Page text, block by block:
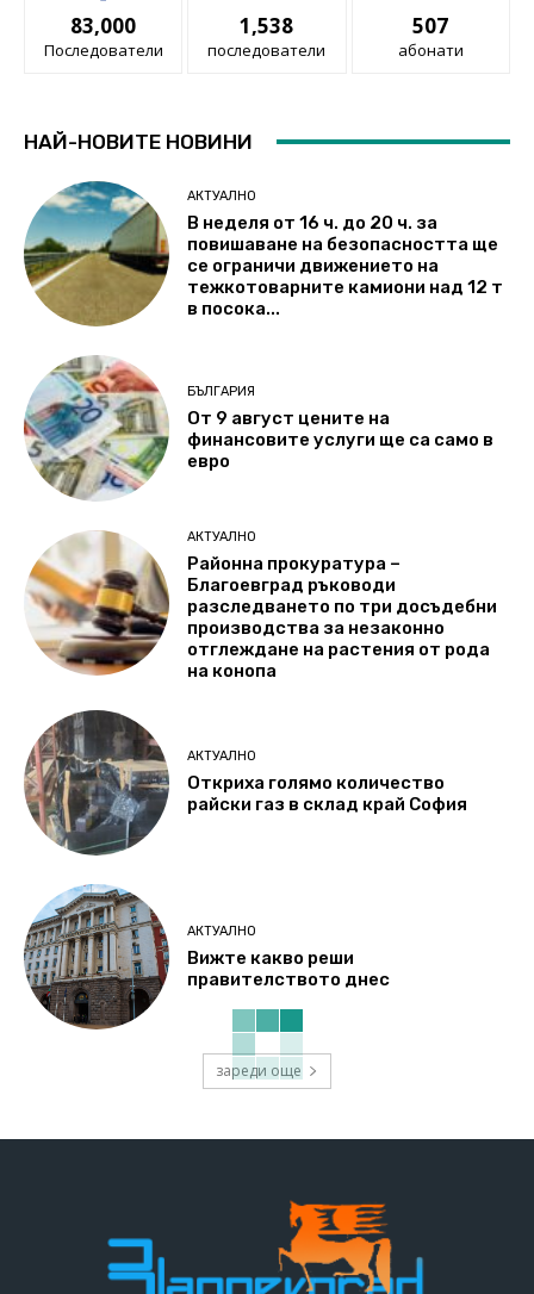
83,000
Последователи
1,538
последователи
507
абонати
НАЙ-НОВИТЕ НОВИНИ
АКТУАЛНО
В неделя от 16 ч. до 20 ч. за
повишаване на безопасността ще
се ограничи движението на
тежкотоварните камиони над 12 т
в посока...
БЪЛГАРИЯ
От 9 август цените на
финансовите услуги ще са само в
евро
АКТУАЛНО
Районна прокуратура –
Благоевград ръководи
разследването по три досъдебни
производства за незаконно
отглеждане на растения от рода
на конопа
АКТУАЛНО
Откриха голямо количество
райски газ в склад край София
АКТУАЛНО
Вижте какво реши
правителството днес
зареди още